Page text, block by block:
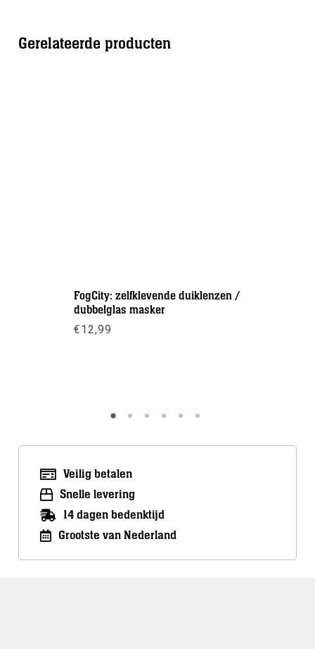
Gerelateerde producten
FogCity: zelfklevende duiklenzen /
dubbelglas masker
€12,99
Veilig betalen
Snelle levering
14 dagen bedenktijd
Grootste van Nederland